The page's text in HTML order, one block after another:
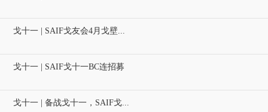
戈十一 | SAIF戈友会4月戈壁...
戈十一 | SAIF戈十一BC连招募
戈十一 | 备战戈十一，SAIF戈...